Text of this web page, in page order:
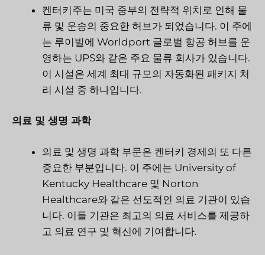
켄터키주는 미국 중부의 전략적 위치로 인해 물
류 및 운송의 중요한 허브가 되었습니다. 이 주에
는 루이빌에 Worldport 글로벌 항공 허브를 운
영하는 UPS와 같은 주요 물류 회사가 있습니다.
이 시설은 세계 최대 규모의 자동화된 패키지 처
리 시설 중 하나입니다.
의료 및 생명 과학
의료 및 생명 과학 부문은 켄터키 경제의 또 다른
중요한 부분입니다. 이 주에는 University of
Kentucky Healthcare 및 Norton
Healthcare와 같은 선도적인 의료 기관이 있습
니다. 이들 기관은 최고의 의료 서비스를 제공하
고 의료 연구 및 혁신에 기여합니다.